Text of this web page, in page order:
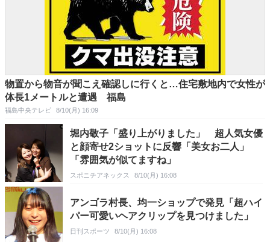
物置から物音が聞こえ確認しに行くと…住宅敷地内で女性が
体長1メートルと遭遇 福島
福島中央テレビ 8/10(月) 16:09
堀内敬子「盛り上がりました」 超人気女優
と顔寄せ2ショットに反響「美女お二人」
「雰囲気が似てますね」
スポニチアネックス 8/10(月) 16:08
アンゴラ村長、均一ショップで発見「超ハイ
パー可愛いヘアクリップを見つけました」
日刊スポーツ 8/10(月) 16:08